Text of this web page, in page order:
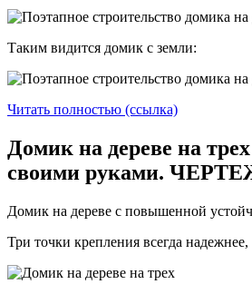
Таким видится домик с земли:
Читать полностью (ссылка)
Домик на дереве на
своими руками.
Домик на дереве с повышенной
Три точки крепления всегда